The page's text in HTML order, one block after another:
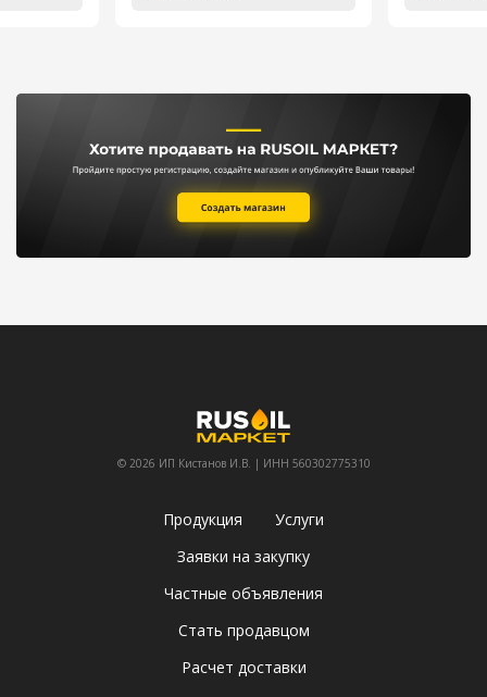
© 2026 ИП Кистанов И.В. | ИНН 560302775310
Продукция
Услуги
Заявки на закупку
Частные объявления
Стать продавцом
Расчет доставки